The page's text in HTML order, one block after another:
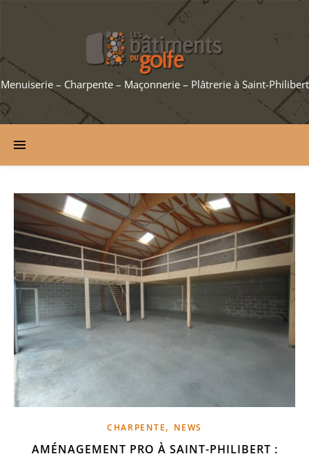
Menuiserie – Charpente – Maçonnerie – Plâtrerie à Saint-Philibert
CHARPENTE, NEWS
AMÉNAGEMENT PRO À SAINT-PHILIBERT :